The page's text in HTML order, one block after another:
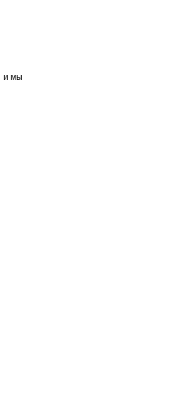
и мы